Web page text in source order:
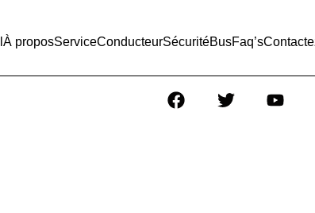
À proposServiceConducteurSécuritéBusFaq’s